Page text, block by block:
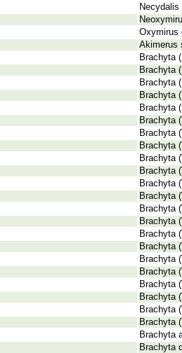
Necydalis
Oxymirus
Akimerus
Brachyta
Brachyta
Brachyta
Brachyta
Brachyta
Brachyta
Brachyta
Brachyta
Brachyta
Brachyta
Brachyta
Brachyta
Brachyta
Brachyta
Brachyta
Brachyta
Brachyta
Brachyta
Brachyta
Brachyta
Brachyta
Brachyta
Brachyta
Brachyta